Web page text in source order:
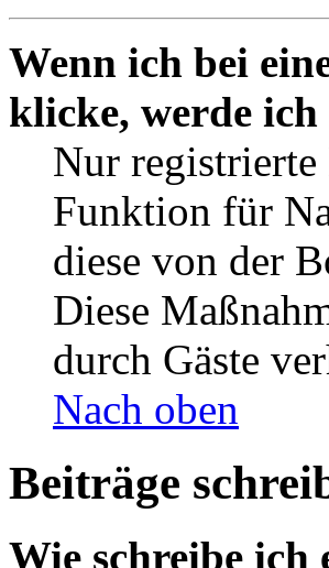
Wenn ich bei
klicke, werde
Nur
Funktion für
diese von der
Diese
durch Gäste
Nach oben
Beiträge
Wie schreibe ich